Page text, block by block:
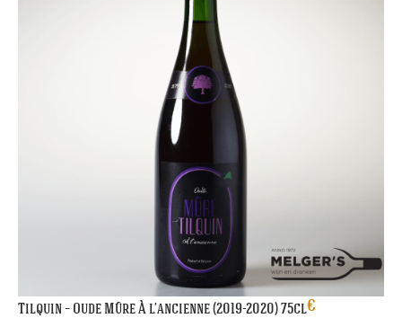
Tilquin – Oude Mûre À l’ancienne (2019-2020) 75cl€